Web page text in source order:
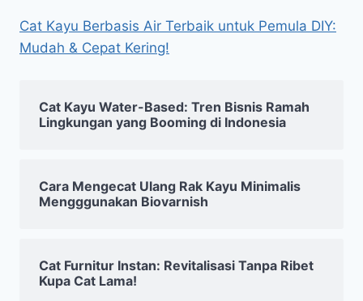
Cat Kayu Berbasis Air Terbaik untuk Pemula DIY:
Mudah & Cepat Kering!
Cat Kayu Water-Based: Tren Bisnis Ramah
Lingkungan yang Booming di Indonesia
Cara Mengecat Ulang Rak Kayu Minimalis
Mengggunakan Biovarnish
Cat Furnitur Instan: Revitalisasi Tanpa Ribet
Kupa Cat Lama!